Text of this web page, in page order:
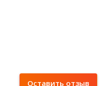
Оставить отзыв